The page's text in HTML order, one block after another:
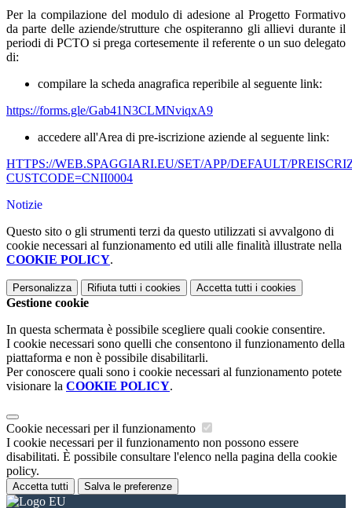
Per la compilazione del modulo di adesione al Progetto Formativo
da parte delle aziende/strutture che ospiteranno gli allievi durante il
periodi di PCTO si prega cortesemente il referente o un suo delegato
di:
compilare la scheda anagrafica reperibile al seguente link:
https://forms.gle/Gab41N3CLMNviqxA9
accedere all'Area di pre-iscrizione aziende al seguente link:
HTTPS://WEB.SPAGGIARI.EU/SET/APP/DEFAULT/
CUSTCODE=CNII0004
Notizie
Questo sito o gli strumenti terzi da questo utilizzati si avvalgono di
cookie necessari al funzionamento ed utili alle finalità illustrate nella
COOKIE POLICY.
Personalizza Rifiuta tutti i cookies Accetta tutti i cookies
Gestione cookie
In questa schermata è possibile scegliere quali cookie consentire.
I cookie necessari sono quelli che consentono il funzionamento della
piattaforma e non è possibile disabilitarli.
Per conoscere quali sono i cookie necessari al funzionamento potete
visionare la COOKIE POLICY.
Cookie necessari per il funzionamento
I cookie necessari per il funzionamento non possono essere
disabilitati. È possibile consultare l'elenco nella pagina della cookie
policy.
Accetta tutti Salva le preferenze